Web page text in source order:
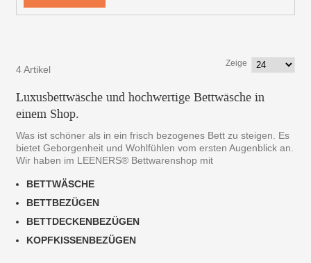
4 Artikel
Zeige
Luxusbettwäsche und hochwertige Bettwäsche in
einem Shop.
Was ist schöner als in ein frisch bezogenes Bett zu steigen. Es
bietet Geborgenheit und Wohlfühlen vom ersten Augenblick an.
Wir haben im LEENERS® Bettwarenshop mit
BETTWÄSCHE
BETTBEZÜGEN
BETTDECKENBEZÜGEN
KOPFKISSENBEZÜGEN